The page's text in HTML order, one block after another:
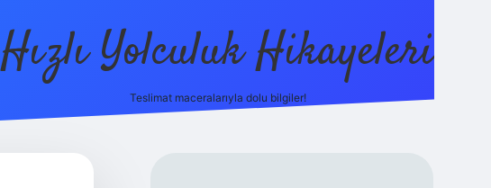
Hızlı Yolculuk Hikayeleri
Teslimat maceralarıyla dolu bilgiler!